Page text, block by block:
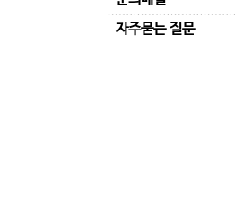
자주묻는 질문